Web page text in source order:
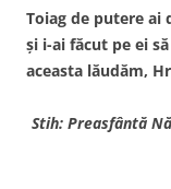
Toiag de putere ai
şi i-ai făcut pe ei
aceasta lăudăm,
Stih: Preasfântă